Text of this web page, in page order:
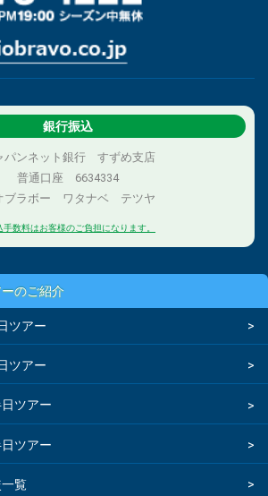
銀行振込
パンネット銀行 すずめ支店
普通口座 6634334
ブラボー ワタナベ テツヤ
手数料はお客様のご負担になります。
のご紹介
ツアー
ツアー
ツアー
ツアー
覧